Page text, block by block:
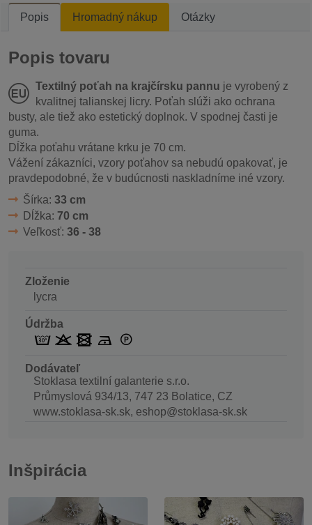
Popis Hromadný nákup Otázky
Popis tovaru
Textilný poťah na krajčírsku pannu je vyrobený z
kvalitnej talianskej licry. Poťah slúži ako ochrana
busty, ale tiež ako estetický doplnok. V spodnej časti je
guma.
Dĺžka poťahu vrátane krku je 70 cm.
Vážení zákazníci, vzory poťahov sa nebudú opakovať, je
pravdepodobné, že v budúcnosti naskladníme iné vzory.
Šírka: 33 cm
Dĺžka: 70 cm
Veľkosť: 36 - 38
Zloženie
lycra
Údržba
Dodávateľ
Stoklasa textilní galanterie s.r.o.
Průmyslová 934/13, 747 23 Bolatice, CZ
www.stoklasa-sk.sk, eshop@stoklasa-sk.sk
Inšpirácia